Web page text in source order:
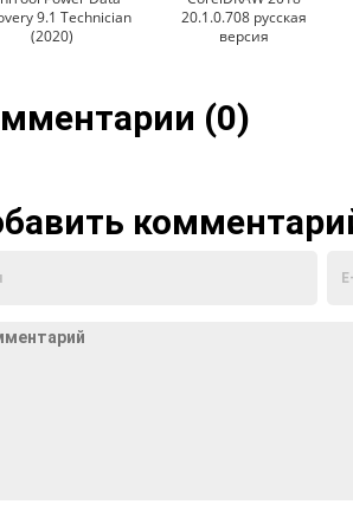
9.1 Technician
(2020)
20.1.0.708 русская
версия
(0)